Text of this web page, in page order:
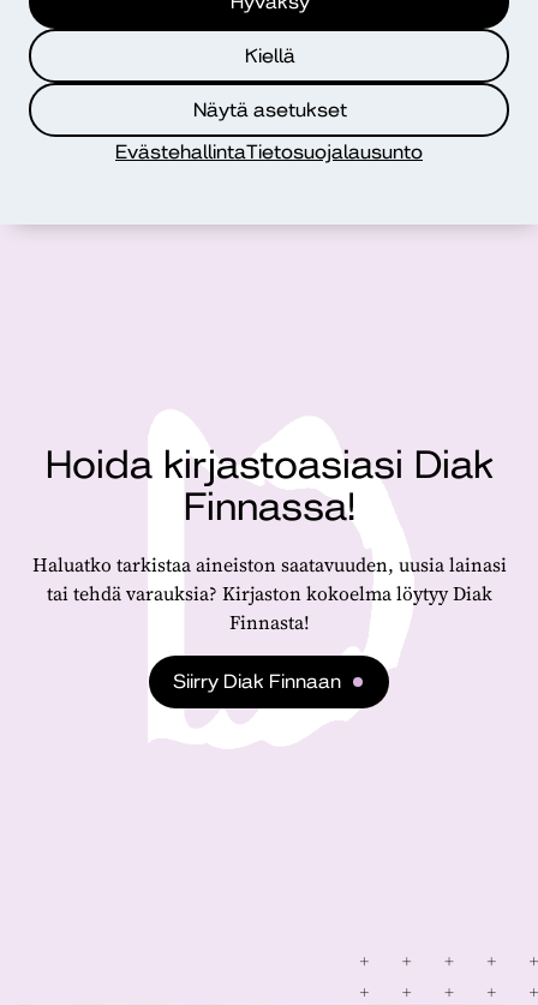
Kiellä
Näytä asetukset
EvästehallintaTietosuojalausunto
Diakin kirjastossa ei ole haluamaani kirjaa,
mitä teen?
Hoida kirjastoasiasi Diak
Finnassa!
Haluatko tarkistaa aineiston saatavuuden, uusia lainasi
tai tehdä varauksia? Kirjaston kokoelma löytyy Diak
Finnasta!
Siirry Diak Finnaan